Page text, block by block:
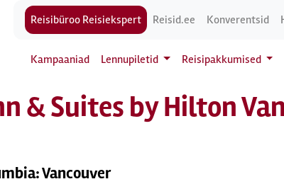
Reisibüroo Reisiekspert Reisid.ee Konverentsid
Kampaaniad Lennupiletid Reisipakkumised
& Suites by Hilton
Vancouver